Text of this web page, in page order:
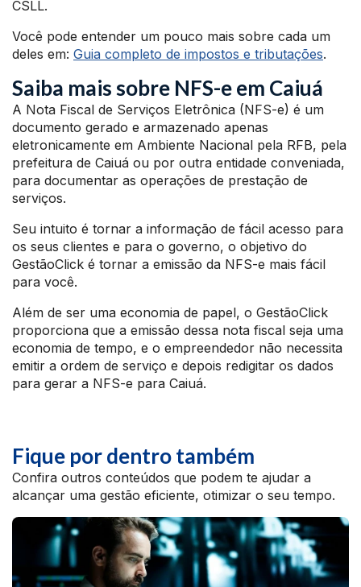
CSLL.
Você pode entender um pouco mais sobre cada um
deles em: Guia completo de impostos e tributações.
Saiba mais sobre NFS-e em Caiuá
A Nota Fiscal de Serviços Eletrônica (NFS-e) é um
documento gerado e armazenado apenas
eletronicamente em Ambiente Nacional pela RFB, pela
prefeitura de Caiuá ou por outra entidade conveniada,
para documentar as operações de prestação de
serviços.
Seu intuito é tornar a informação de fácil acesso para
os seus clientes e para o governo, o objetivo do
GestãoClick é tornar a emissão da NFS-e mais fácil
para você.
Além de ser uma economia de papel, o GestãoClick
proporciona que a emissão dessa nota fiscal seja uma
economia de tempo, e o empreendedor não necessita
emitir a ordem de serviço e depois redigitar os dados
para gerar a NFS-e para Caiuá.
Fique por dentro também
Confira outros conteúdos que podem te ajudar a
alcançar uma gestão eficiente, otimizar o seu tempo.